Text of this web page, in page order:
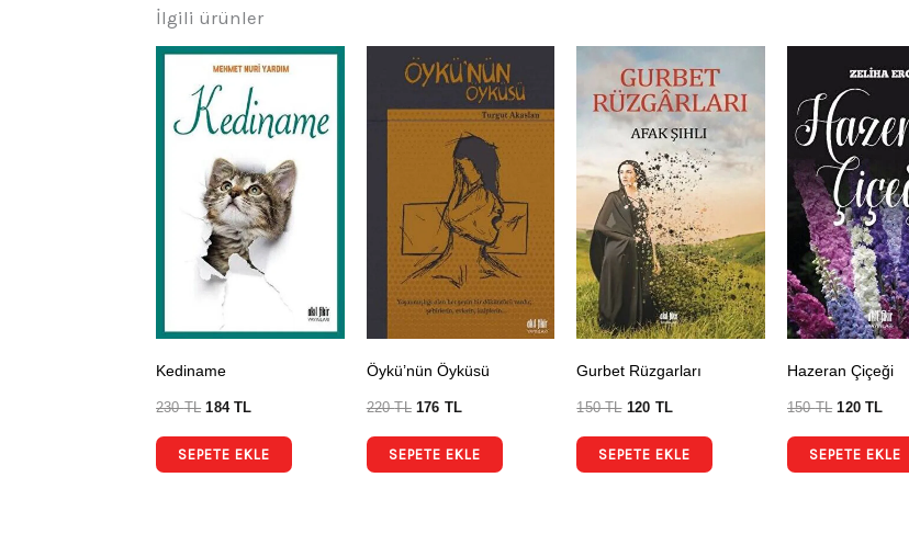
İlgili ürünler
Kediname
230TL 184TL
SEPETE EKLE
Öykü’nün Öyküsü
220TL 176 TL
SEPETE EKLE
Gurbet Rüzgarları
150TL 120 TL
SEPETE EKLE
Hazeran Çiçeği
150TL 120TL
SEPETE EKLE